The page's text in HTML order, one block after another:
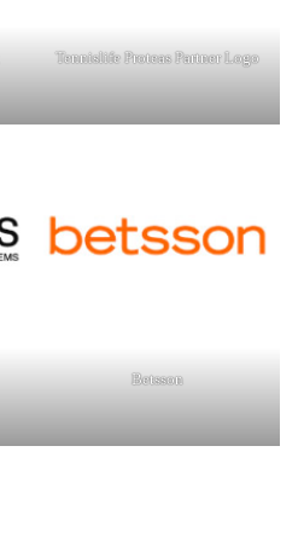
Tennislife Proteas Partner Logo
Betsson